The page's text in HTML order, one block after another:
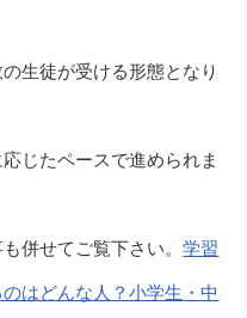
生徒が受ける形態となり
じたペースで進められま
併せてご覧下さい。学習
はどんな人？小学生・中